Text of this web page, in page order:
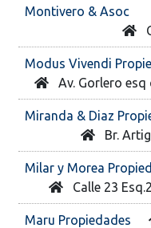
Montivero & Asoc
Modus Vivendi
Av. Gorlero esq
Miranda & Diaz
Br.
Milar y Morea
Calle 23
Maru Propiedades